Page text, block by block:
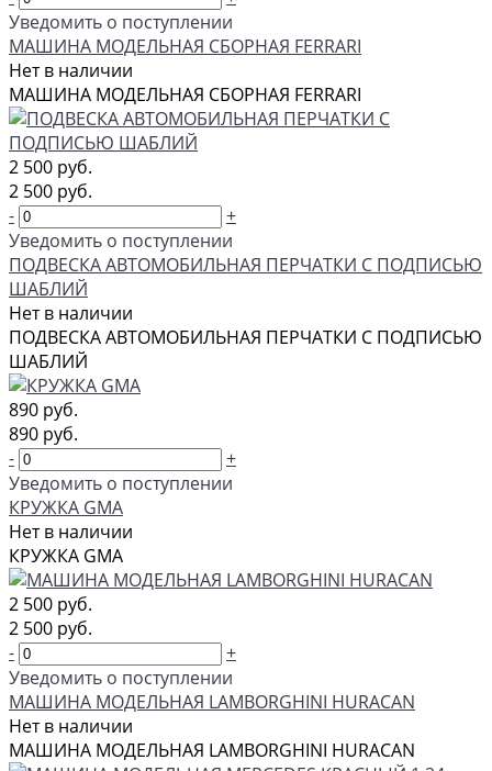
Уведомить о поступлении
МАШИНА МОДЕЛЬНАЯ СБОРНАЯ FERRARI
Нет в наличии
МАШИНА МОДЕЛЬНАЯ СБОРНАЯ FERRARI
2 500 руб.
2 500 руб.
-
+
Уведомить о поступлении
ПОДВЕСКА АВТОМОБИЛЬНАЯ ПЕРЧАТКИ С ПОДПИСЬЮ
ШАБЛИЙ
Нет в наличии
ПОДВЕСКА АВТОМОБИЛЬНАЯ ПЕРЧАТКИ С ПОДПИСЬЮ
ШАБЛИЙ
890 руб.
890 руб.
-
+
Уведомить о поступлении
КРУЖКА GMA
Нет в наличии
КРУЖКА GMA
2 500 руб.
2 500 руб.
-
+
Уведомить о поступлении
МАШИНА МОДЕЛЬНАЯ LAMBORGHINI HURACAN
Нет в наличии
МАШИНА МОДЕЛЬНАЯ LAMBORGHINI HURACAN